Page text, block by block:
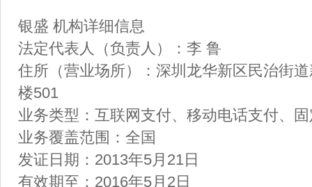
银盛 机构详细信息
法定代表人（负责人）：李 鲁
住所（营业场所）：深圳龙华新区民治街
楼501
业务类型：互联网支付、移动电话支付、
业务覆盖范围：全国
发证日期：2013年5月21日
有效期至：2016年5月2日